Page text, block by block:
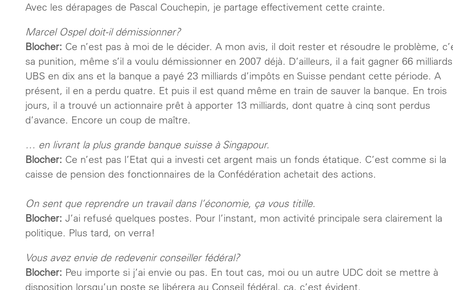
Avec les dérapages de Pascal Couchepin, je partage effectivement cette crainte.
Marcel Ospel doit-il démissionner?
Blocher: Ce n’est pas à moi de le décider. A mon avis, il doit rester et résoudre le problème,
sa punition, même s’il a voulu démissionner en 2007 déjà. D’ailleurs, il a fait gagner 66
UBS en dix ans et la banque a payé 23 milliards d’impôts en Suisse pendant cette période. A
présent, il en a perdu quatre. Et puis il est quand même en train de sauver la banque. En trois
jours, il a trouvé un actionnaire prêt à apporter 13 milliards, dont quatre à cinq sont perdus
d’avance. Encore un coup de maître.
… en livrant la plus grande banque suisse à Singapour.
Blocher: Ce n’est pas l’Etat qui a investi cet argent mais un fonds étatique. C’est comme si la
caisse de pension des fonctionnaires de la Confédération achetait des actions.
On sent que reprendre un travail dans l’économie, ça vous titille.
Blocher: J’ai refusé quelques postes. Pour l’instant, mon activité principale sera clairement la
politique. Plus tard, on verra!
Vous avez envie de redevenir conseiller fédéral?
Blocher: Peu importe si j’ai envie ou pas. En tout cas, moi ou un autre UDC doit se mettre à
disposition lorsqu’un poste se libérera au Conseil fédéral, ça, c’est évident.